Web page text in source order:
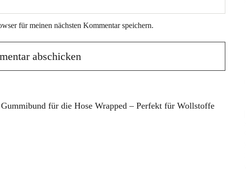
für meinen nächsten Kommentar speichern.
für die Hose Wrapped – Perfekt für Wollstoffe